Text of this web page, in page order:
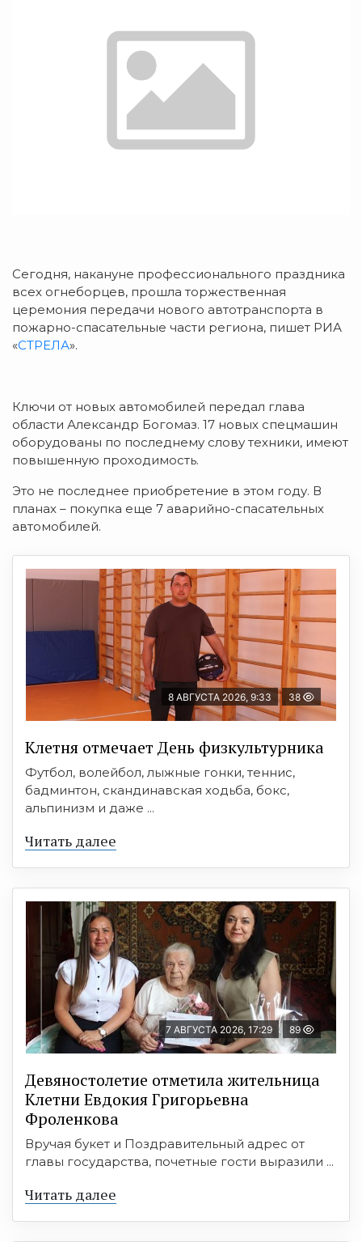
Сегодня, накануне профессионального праздника
всех огнеборцев, прошла торжественная
церемония передачи нового автотранспорта в
пожарно-спасательные части региона, пишет РИА
«СТРЕЛА».
Ключи от новых автомобилей передал глава
области Александр Богомаз. 17 новых спецмашин
оборудованы по последнему слову техники, имеют
повышенную проходимость.
Это не последнее приобретение в этом году. В
планах – покупка еще 7 аварийно-спасательных
автомобилей.
8 АВГУСТА 2026, 9:33 38
Клетня отмечает День физкультурника
Футбол, волейбол, лыжные гонки, теннис,
бадминтон, скандинавская ходьба, бокс,
альпинизм и даже ...
Читать далее
7 АВГУСТА 2026, 17:29 89
Девяностолетие отметила жительница
Клетни Евдокия Григорьевна
Фроленкова
Вручая букет и Поздравительный адрес от
главы государства, почетные гости выразили ...
Читать далее